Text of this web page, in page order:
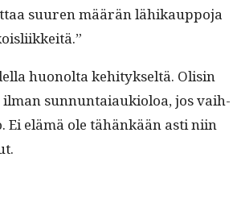
suuren määrän lähikaup­po­ja
huonol­ta kehi­tyk­seltä. Olisin
sun­nun­ta­iauki­oloa, jos vai­h­
Ei elämä ole tähänkään asti niin